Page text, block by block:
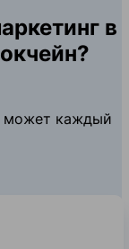
в
может каждый